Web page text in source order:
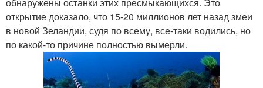
открытие доказало, что 15-20 миллионов лет назад змеи
в новой Зеландии, судя по всему, все-таки водились, но
по какой-то причине полностью вымерли.